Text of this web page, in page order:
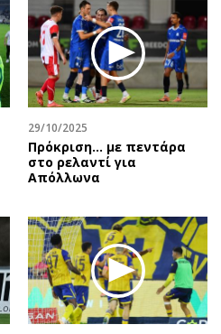
Uncut
Προσφορές
Προσωπικότητες στην ''Κ''
Επιστολές
29/10/2025
Πρόκριση... με πεντάρα
στο ρελαντί για
Απόλλωνα